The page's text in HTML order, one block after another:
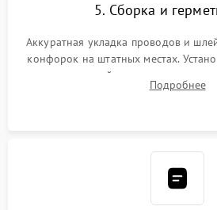
5. Сборка и
Аккуратная укладка проводов и
конфорок на штатных местах.
проверкой равномерности
термостойкого герметика или
Подробнее